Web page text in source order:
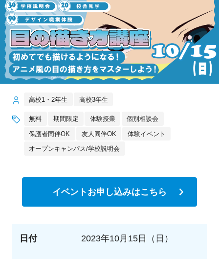
高校1・2年生 高校3年生
無料 期間限定 体験授業 個別相談会
保護者同伴OK 友人同伴OK 体験イベント
オープンキャンパス/学校説明会
イベントお申し込みはこちら
日付 2023年10月15日（日）